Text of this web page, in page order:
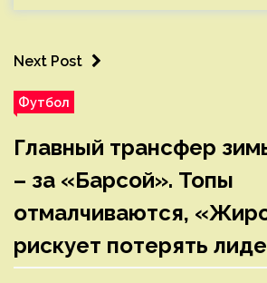
Next Post
Футбол
Главный трансфер
– за «Барсой». Топы
отмалчиваются,
рискует потерять